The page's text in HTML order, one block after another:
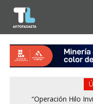
“Operación Hilo